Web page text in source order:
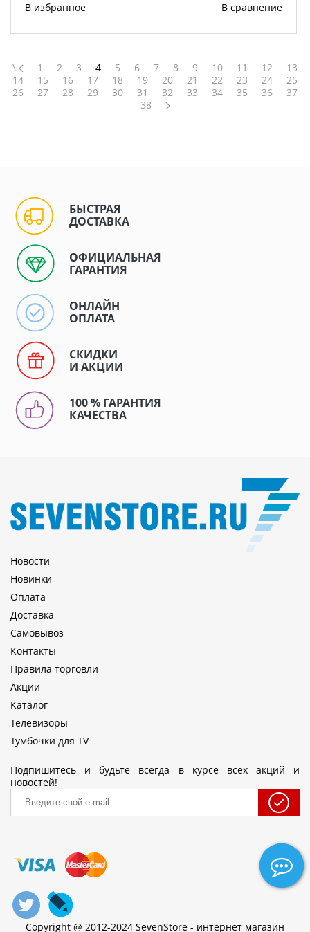
В избранное В сравнение
\ 1 2 3 4 5 6 7 8 9 10 11 12
13
14
15 16 17 18 19 20 21 22 23 24
25
26
27 28 29 30 31 32 33 34 35 36
37
38
БЫСТРАЯ
ДОСТАВКА
ОФИЦИАЛЬНАЯ
ГАРАНТИЯ
ОНЛАЙН
ОПЛАТА
СКИДКИ
И АКЦИИ
100 % ГАРАНТИЯ
КАЧЕСТВА
Новости
Новинки
Оплата
Доставка
Самовывоз
Контакты
Правила торговли
Акции
Каталог
Телевизоры
Тумбочки для TV
Подпишитесь и будьте всегда в курсе всех акций и
новостей!
Copyright @ 2012-2024 SevenStore - интернет магазин